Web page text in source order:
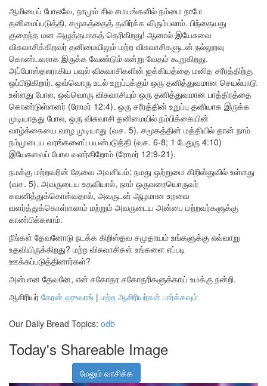
ஆமியைப் போலவே, நாமும் சில சமயங்களில் நம்மை நாமே
தனிமைப்படுத்தி, சமூகத்தைத் தவிர்க்க விரும்பலாம். பிந்தையது
குறைந்த மன அழுத்தமாகத் தெரிகிறது! ஆனால் இயேசுவை
விசுவாசிக்கிறவர் தனிமையிலும் மற்ற விசுவாசிகளுடன் நல்லுறவு
கொண்டவராக இருக்க வேண்டும் என்று வேதம் கூறுகிறது.
அப்போஸ்தலராகிய பவுல் விசுவாசிகளின் ஐக்கியத்தை மனித சரீரத்திற்கு
ஒப்பிடுகிறார். ஒவ்வொரு உடல் உறுப்புக்கும் ஒரு தனித்துவமான செயல்பாடு
உள்ளது போல, ஒவ்வொரு விசுவாசியும் ஒரு தனித்துவமான பாத்திரத்தை
கொண்டுள்ளனர் (ரோமர் 12:4). ஒரு சரீரத்தின் உறுப்பு தனியாக இருக்க
முடியாதது போல, ஒரு விசுவாசி தனிமையில் நம்பிக்கையின்
வாழ்க்கையை வாழ முடியாது (வச. 5). சமூகத்தின் மத்தியில் தான் நாம்
நம்முடைய வரங்களைப் பயன்படுத்தி (வச. 6-8; 1 பேதுரு 4:10)
இயேசுவைப் போல வளர்கிறோம் (ரோமர் 12:9-21).
நமக்கு மற்றவரின் தேவை அவசியம்; நமது ஒற்றுமை கிறிஸ்துவில் உள்ளது
(வச. 5). அவருடைய உதவியால், நாம் ஒருவரையொருவர்
கவனித்துக்கொள்வதால், அவருடன் ஆழமான உறவை
வளர்த்துக்கொள்ளலாம் மற்றும் அவருடைய அன்பை மற்றவர்களுக்கு
காண்பிக்கலாம்.
நீங்கள் தேவனோடு நடக்க கிறிஸ்தவ சமுதாயம் உங்களுக்கு எவ்வாறு
உதவியிருக்கிறது? மற்ற விசுவாசிகள் உங்களை எப்படி
ஊக்கப்படுத்தினார்கள்?
அன்பான தேவனே, என் சகோதர சகோதரிகளுக்காய் உமக்கு நன்றி.
ஆசிரியர் கேரன் ஹுவாங் | மற்ற ஆசிரியர்கள் பார்க்கவும்
Our Daily Bread Topics: odb
Today's Shareable Image
மேலும் வாசிக்க